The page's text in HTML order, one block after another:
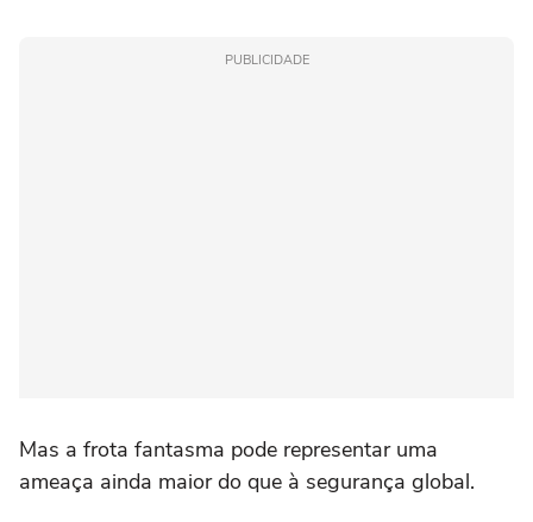
PUBLICIDADE
Mas a frota fantasma pode representar uma
ameaça ainda maior do que à segurança global.